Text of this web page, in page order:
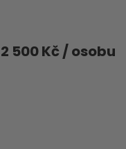
2 500 Kč/ osobu